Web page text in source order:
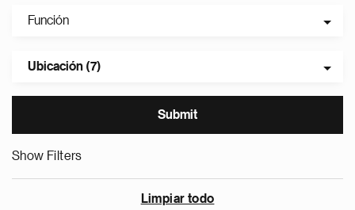
Función
Ubicación (7)
Show Filters
Limpiar todo